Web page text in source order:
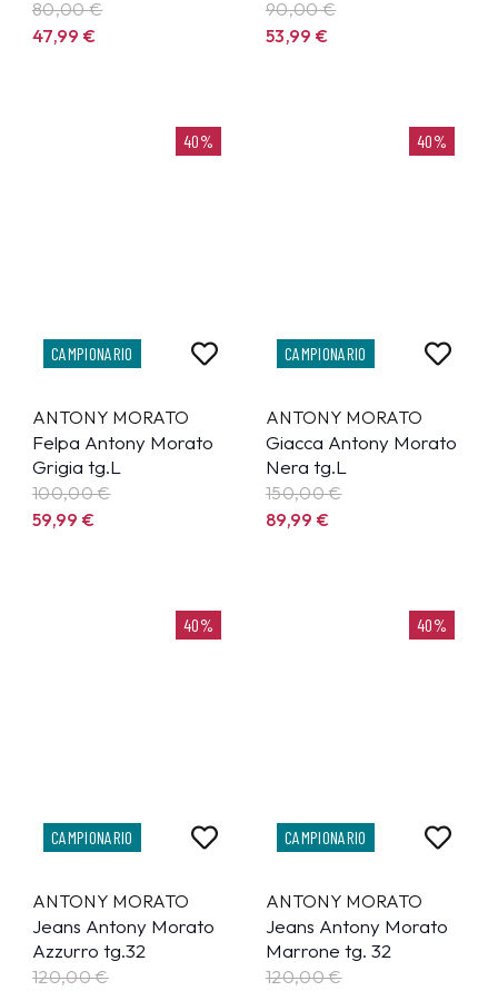
80,00 €
47,99€
90,00 €
53,99€
40%
CAMPIONARIO
ANTONY MORATO
Felpa Antony Morato
Grigia tg.L
100,00 €
59,99€
40%
CAMPIONARIO
ANTONY MORATO
Giacca Antony Morato
Nera tg.L
150,00 €
89,99€
40%
CAMPIONARIO
ANTONY MORATO
Jeans Antony Morato
Azzurro tg.32
120,00 €
40%
CAMPIONARIO
ANTONY MORATO
Jeans Antony Morato
Marrone tg. 32
120,00 €